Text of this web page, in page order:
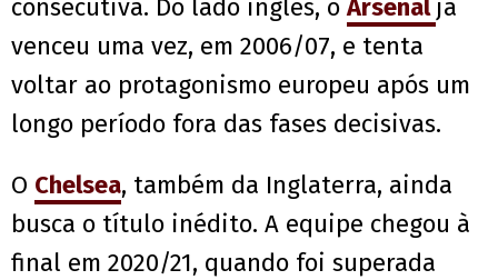
consecutiva. Do lado inglês, oArsenal já
venceu uma vez, em 2006/07, e tenta
voltar ao protagonismo europeu após um
longo período fora das fases decisivas.
O Chelsea, também da Inglaterra, ainda
busca o título inédito. A equipe chegou à
final em 2020/21, quando foi superada